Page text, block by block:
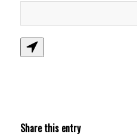
Share this entry